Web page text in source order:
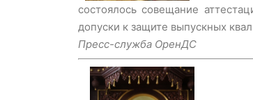
состоялось совещание
допуски к защите выпускных
Пресс-служба ОренДС